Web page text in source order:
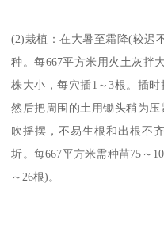
(2)栽植：在大暑至霜降(较迟
种。每667平方米用火土灰拌
株大小，每穴插1～3根。插时
然后把周围的土用锄头稍为
吹摇摆，不易生根和出根不
圻。每667平方米需种苗75～
～26根)。